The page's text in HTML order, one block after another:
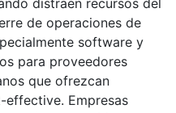
de operaciones de
software y
para proveedores
que ofrezcan
effective. Empresas